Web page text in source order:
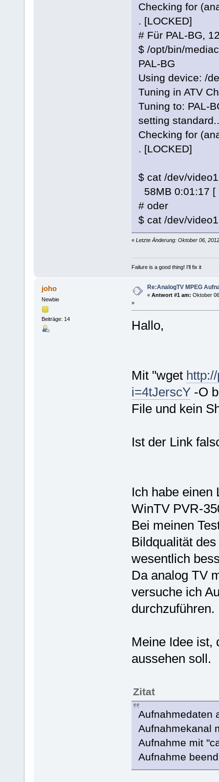
Checking for
. [LOCKED]
# Für PAL-BG,
$ /opt/bin/
PAL-BG
Using device: /
Tuning in ATV
Tuning to: PAL-
setting
Checking for
. [LOCKED]
$ cat /dev/
58MB 0:01:17
# oder
$ cat /dev/
« Letzte Änderung: Oktober 06,
Failure is a good thing! I'll fix it
joho
Newbie
Beiträge: 14
Re:AnalogTV MPEG
« Antwort #1 am: Oktober
»
Hallo,
Mit "wget
i=4tJerscY-O
File und kein
Ist der Link
Ich habe einen
WinTV PVR-
Bei meinen
Bildqualität
wesentlich
Da analog TV
versuche ich
durchzuführen.
Meine Idee ist,
aussehen soll.
Zitat
Aufnahmedaten
Aufnahmekanal
Aufnahme mit
Aufnahme